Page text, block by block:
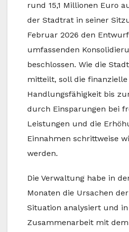
rund 15,1 Millionen Euro
der Stadtrat in seiner
Februar 2026 den
umfassenden
beschlossen. Wie die
mitteilt, soll die finanzielle
Handlungsfähigkeit bis
durch Einsparungen bei
Leistungen und die
Einnahmen schrittweise
werden.
Die Verwaltung habe in
Monaten die Ursachen
Situation analysiert und in
Zusammenarbeit mit dem